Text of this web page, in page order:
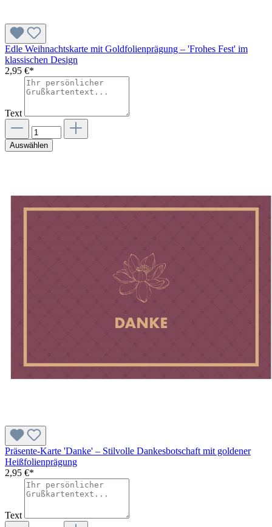
Edle Weihnachtskarte mit Goldfolienprägung – 'Frohes Fest' im
klassischen Design
2,95 €*
Text
Auswählen
Präsente-Karte 'Danke' – Stilvolle Dankesbotschaft mit goldener
Heißfolienprägung
2,95 €*
Text